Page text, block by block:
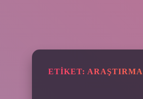
ETIKET: